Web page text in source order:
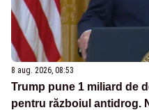
8 aug. 2026, 08:53
Trump pune 1 miliard de
pentru războiul antidrog.